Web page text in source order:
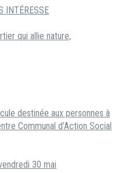
INTÉRESSE
qui allie nature,
destinée aux personnes à
Communal d’Action Social
30 mai